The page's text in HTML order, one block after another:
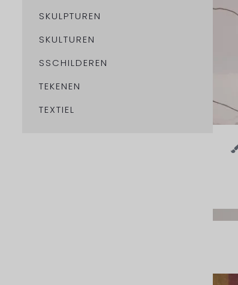
SKULPTUREN
SKULTUREN
SSCHILDEREN
TEKENEN
TEXTIEL